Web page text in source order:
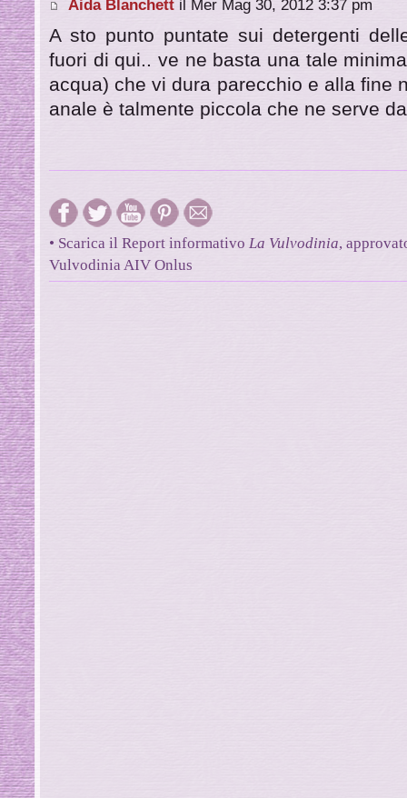
Aida Blanchett il Mer Mag 30, 2012 3:37 pm
A sto punto puntate sui detergenti
fuori di qui.. ve ne basta una tale
acqua) che vi dura parecchio e alla fine
anale è talmente piccola che ne serve
• Scarica il Report informativo La Vulvodinia,
Vulvodinia AIV Onlus